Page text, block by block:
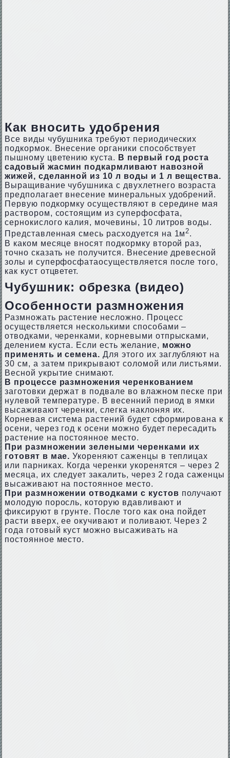
Как вносить удобрения
Все виды чубушника требуют периодических
подкормок. Внесение органики способствует
пышному цветению куста. В первый год роста
садовый жасмин подкармливают навозной
жижей, сделанной из 10 л воды и 1 л вещества.
Выращивание чубушника с двухлетнего возраста
предполагает внесение минеральных удобрений.
Первую подкормку осуществляют в середине мая
раствором, состоящим из суперфосфата,
сернокислого калия, мочевины, 10 литров воды.
Представленная смесь расходуется на 1м2.
В каком месяце вносят подкормку второй раз,
точно сказать не получится. Внесение древесной
золы и суперфосфатаосуществляется после того,
как куст отцветет.
Чубушник: обрезка (видео)
Особенности размножения
Размножать растение несложно. Процесс
осуществляется несколькими способами –
отводками, черенками, корневыми отпрысками,
делением куста. Если есть желание, можно
применять и семена. Для этого их заглубляют на
30 см, а затем прикрывают соломой или листьями.
Весной укрытие снимают.
В процессе размножения черенкованием
заготовки держат в подвале во влажном песке при
нулевой температуре. В весенний период в ямки
высаживают черенки, слегка наклоняя их.
Корневая система растений будет сформирована к
осени, через год к осени можно будет пересадить
растение на постоянное место.
При размножении зелеными черенками их
готовят в мае. Укореняют саженцы в теплицах
или парниках. Когда черенки укоренятся – через 2
месяца, их следует закалить, через 2 года саженцы
высаживают на постоянное место.
При размножении отводками с кустов получают
молодую поросль, которую вдавливают и
фиксируют в грунте. После того как она пойдет
расти вверх, ее окучивают и поливают. Через 2
года готовый куст можно высаживать на
постоянное место.